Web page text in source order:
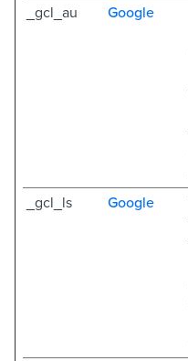
_gcl_au Google
_gcl_ls Google